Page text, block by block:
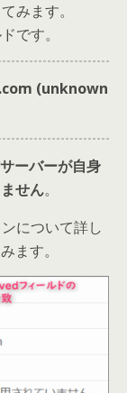
みます。
です。
(unknown
ーバーが自身
せん。
について詳し
ます。